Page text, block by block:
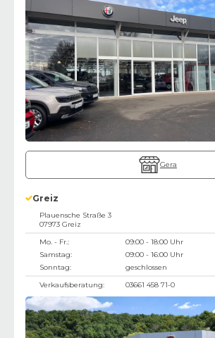
Gera
Greiz
Plauensche Straße 3
07973 Greiz
Mo. - Fr.:
09:00 - 18:00 Uhr
Samstag:
09:00 - 16:00 Uhr
Sonntag:
geschlossen
Verkaufsberatung:
03661 458 71-0